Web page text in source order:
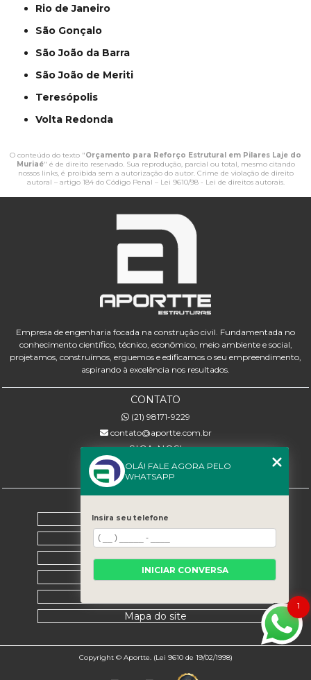
Rio de Janeiro
São Gonçalo
São João da Barra
São João de Meriti
Teresópolis
Volta Redonda
O conteúdo do texto "Orçamento para Reforço Estrutural em Pilares Laje do
Muriaé" é de direito reservado. Sua reprodução, parcial ou total, mesmo citando
nossos links, é proibida sem a autorização do autor. Crime de violação de direito
autoral – artigo 184 do Código Penal – Lei 9610/98 - Lei de direitos autorais.
Empresa de engenharia focada na construção civil. Fundamentada no
conhecimento científico, técnico, econômico, meio ambiente e social,
projetamos, construímos, erguemos e edificamos o seu empreendimento,
aspirando à excelência nos resultados.
CONTATO
(21) 98171-9229
contato@aportte.com.br
SIGA-NOS!
Home
Sobre nós
Serviços
Contato
Mapa do site
Copyright © Aportte. (Lei 9610 de 19/02/1998)
1
OLÁ! FALE AGORA PELO
WHATSAPP
Insira seu telefone
INICIAR CONVERSA